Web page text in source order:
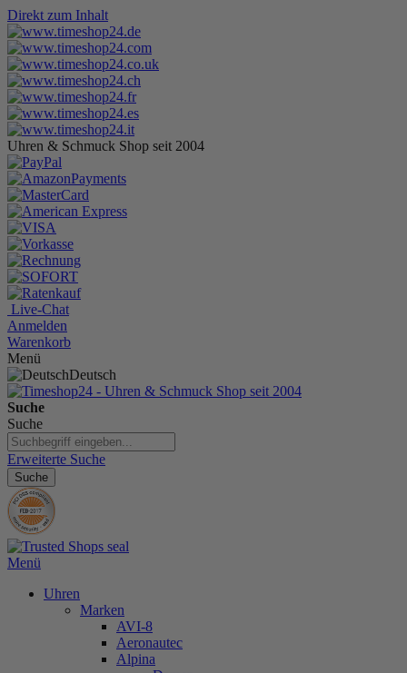
Direkt zum Inhalt
Uhren & Schmuck Shop seit 2004
Live-Chat
Anmelden
Warenkorb
Menü
Deutsch
Suche
Suche
Erweiterte Suche
Suche
Menü
Uhren
Marken
AVI-8
Aeronautec
Alpina